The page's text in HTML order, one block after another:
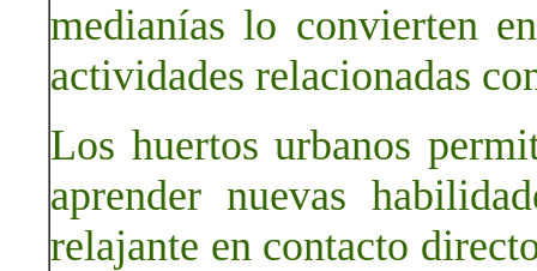
medianías lo convierten
actividades relacionadas
Los huertos urbanos
aprender nuevas
relajante en contacto